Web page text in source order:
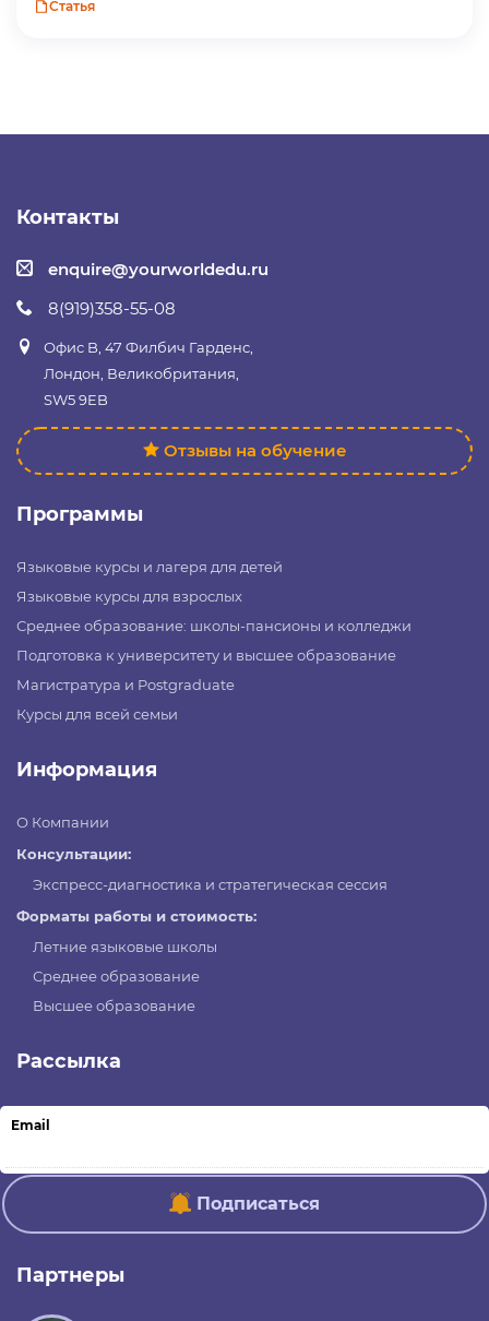
Статья
Контакты
enquire@yourworldedu.ru
8(919)358-55-08
Офис B, 47 Филбич Гарденс,
Лондон, Великобритания,
SW5 9EB
Отзывы на обучение
Программы
Языковые курсы и лагеря для детей
Языковые курсы для взрослых
Среднее образование: школы-пансионы и колледжи
Подготовка к университету и высшее образование
Магистратура и Postgraduate
Курсы для всей семьи
Информация
О Компании
Консультации:
Экспресс-диагностика и стратегическая сессия
Форматы работы и стоимость:
Летние языковые школы
Среднее образование
Высшее образование
Рассылка
Email
Подписаться
Партнеры